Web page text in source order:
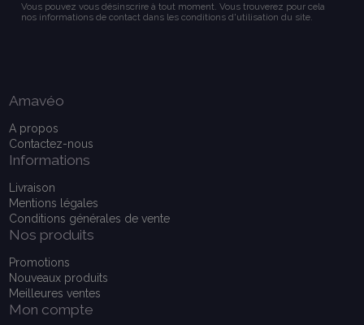
Vous pouvez vous désinscrire à tout moment. Vous trouverez pour cela
nos informations de contact dans les conditions d'utilisation du site.
Amavéo
A propos
Contactez-nous
Informations
Livraison
Mentions légales
Conditions générales de vente
Nos produits
Promotions
Nouveaux produits
Meilleures ventes
Mon compte